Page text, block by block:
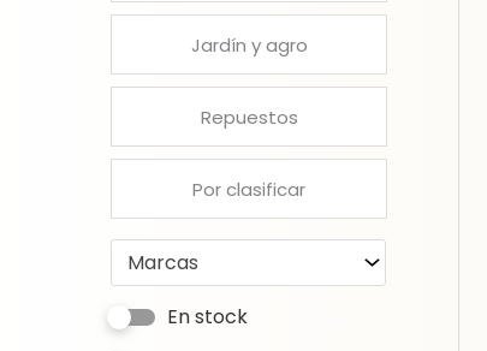
Jardín y agro
Repuestos
Por clasificar
Marcas
En stock